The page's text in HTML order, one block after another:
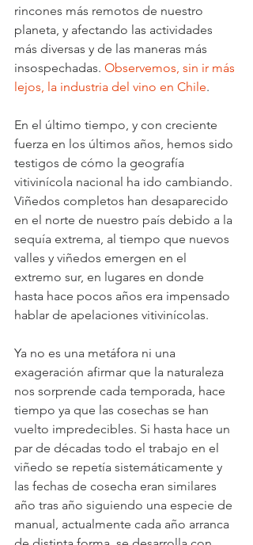
rincones más remotos de nuestro
planeta, y afectando las actividades
más diversas y de las maneras más
insospechadas. Observemos, sin ir más
lejos, la industria del vino en Chile.
En el último tiempo, y con creciente
fuerza en los últimos años, hemos sido
testigos de cómo la geografía
vitivinícola nacional ha ido cambiando.
Viñedos completos han desaparecido
en el norte de nuestro país debido a la
sequía extrema, al tiempo que nuevos
valles y viñedos emergen en el
extremo sur, en lugares en donde
hasta hace pocos años era impensado
hablar de apelaciones vitivinícolas.
Ya no es una metáfora ni una
exageración afirmar que la naturaleza
nos sorprende cada temporada, hace
tiempo ya que las cosechas se han
vuelto impredecibles. Si hasta hace un
par de décadas todo el trabajo en el
viñedo se repetía sistemáticamente y
las fechas de cosecha eran similares
año tras año siguiendo una especie de
manual, actualmente cada año arranca